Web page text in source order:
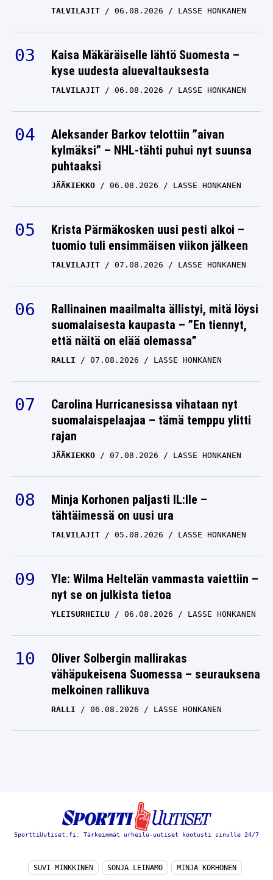
TALVILAJIT 06.08.2026 LASSE HONKANEN
Kaisa Mäkäräiselle lähtö Suomesta –
kyse uudesta aluevaltauksesta
TALVILAJIT 06.08.2026 LASSE HONKANEN
Aleksander Barkov telottiin ”aivan
kylmäksi” – NHL-tähti puhui nyt suunsa
puhtaaksi
JÄÄKIEKKO 06.08.2026 LASSE HONKANEN
Krista Pärmäkosken uusi pesti alkoi –
tuomio tuli ensimmäisen viikon jälkeen
TALVILAJIT 07.08.2026 LASSE HONKANEN
Rallinainen maailmalta ällistyi, mitä löysi
suomalaisesta kaupasta – ”En tiennyt,
että näitä on elää olemassa”
RALLI 07.08.2026 LASSE HONKANEN
Carolina Hurricanesissa vihataan nyt
suomalaispelaajaa – tämä temppu ylitti
rajan
JÄÄKIEKKO 07.08.2026 LASSE HONKANEN
Minja Korhonen paljasti IL:lle –
tähtäimessä on uusi ura
TALVILAJIT 05.08.2026 LASSE HONKANEN
Yle: Wilma Heltelän vammasta vaiettiin –
nyt se on julkista tietoa
YLEISURHEILU 06.08.2026 LASSE HONKANEN
Oliver Solbergin mallirakas
vähäpukeisena Suomessa – seurauksena
melkoinen rallikuva
RALLI 06.08.2026 LASSE HONKANEN
SporttiUutiset.fi: Tärkeimmät urheilu-uutiset kootusti sinulle 24/7
SUVI MINKKINEN SONJA LEINAMO MINJA KORHONEN